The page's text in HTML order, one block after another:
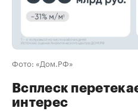
Фото: «Дом.РФ»
Всплеск
интерес